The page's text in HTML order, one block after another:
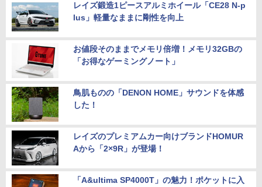
レイズ鍛造1ピースアルミホイール「CE28 N-p
lus」軽量なままに剛性を向上
お値段そのままでメモリ倍増！メモリ32GBの
「お得なゲーミングノート」
鳥肌ものの「DENON HOME」サウンドを体感
した！
レイズのプレミアムカー向けブランドHOMUR
Aから「2×9R」が登場！
「A&ultima SP4000T」の魅力！ポケットに入